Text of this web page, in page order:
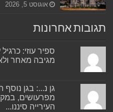
אוגוסט 5, 2026
תגובות אחרונות
ספיר עוזי:
מגיבה מאחר
גן נ...: בגן נוסף
מפרעושים,
העירייה סיננו...